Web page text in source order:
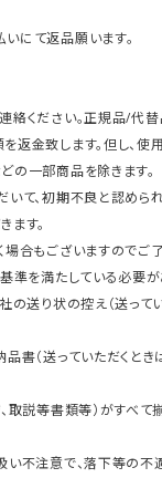
にて返品願います。
ください。正規品/代
返金致します。但し、使
の一部商品を除きます。
て、初期不良と認めら
ます。
合もございますのでご
準を満たしている必要が
の送り状の控え（送って
書（送っていただくとき
取説等書類等）がすべて
い不注意で、落下等の不